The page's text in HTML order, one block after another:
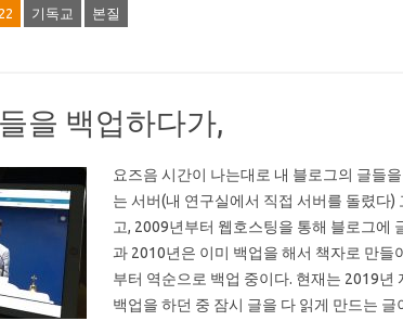
기독교 본질
을 백업하다가,
요즈음 시간이 나는대로 내 블로그의 글들
는 서버(내 연구실에서 직접 서버를 돌렸다)
고, 2009년부터 웹호스팅을 통해 블로그에
과 2010년은 이미 백업을 해서 책자로 만들
부터 역순으로 백업 중이다. 현재는 2019년
백업을 하던 중 잠시 글을 다 읽게 만드는 글